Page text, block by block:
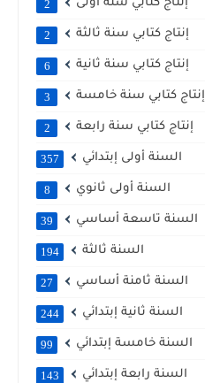
إنتاج كتابي سنة أولى 2
إنتاج كتابي سنة ثالثة 2
إنتاج كتابي سنة ثانية 6
إنتاج كتابي سنة خامسة 3
إنتاج كتابي سنة رابعة 2
السنة أولى إبتدائي 357
السنة أولى ثانوي 8
السنة تاسعة أساسي 39
السنة ثالثة 194
السنة ثامنة أساسي 27
السنة ثانية إبتدائي 244
السنة خامسة إبتدائي 99
السنة رابعة إبتدائي 143